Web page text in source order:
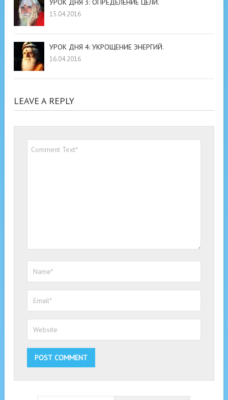
УРОК ДНЯ 3: ОПРЕДЕЛЕНИЕ ЦЕЛИ.
15.04.2016
УРОК ДНЯ 4: УКРОЩЕНИЕ ЭНЕРГИЙ.
16.04.2016
LEAVE A REPLY